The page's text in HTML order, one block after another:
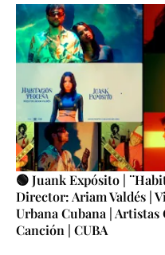
🟢 Juank Expósito |
Director: Ariam Valdés |
Urbana Cubana | Artistas
Canción | CUBA